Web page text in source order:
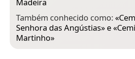
Também conhecido como:«
Senhora das Angústias» e «
Martinho»